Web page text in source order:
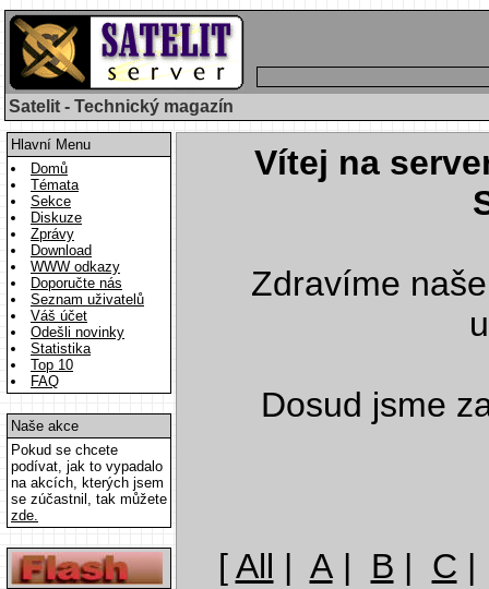
Satelit - Technický magazín
Hlavní Menu
Domů
Témata
Sekce
Diskuze
Zprávy
Download
WWW odkazy
Doporučte nás
Seznam uživatelů
Váš účet
Odešli novinky
Statistika
Top 10
FAQ
Naše akce
Pokud se chcete
podívat, jak to vypadalo
na akcích, kterých jsem
se zúčastnil, tak můžete
zde.
Vítej na
Zdravíme
Dosud jsme
[All | A| B | C